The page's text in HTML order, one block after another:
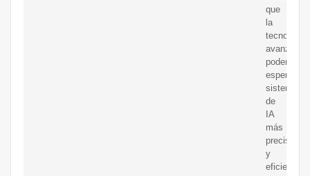
que
la
tecnología
avanza,
podemos
esperar
sistemas
de
IA
más
precisos
y
eficientes